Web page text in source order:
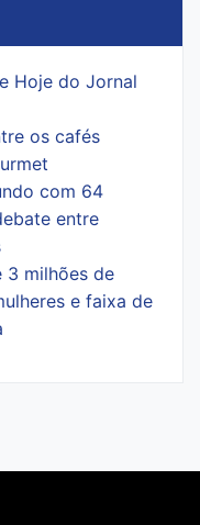
Hoje do Jornal
os cafés
com 64
entre
3 milhões de
e faixa de